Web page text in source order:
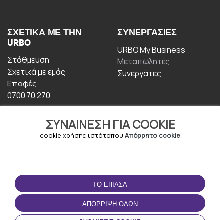
ΣΥΝΑΊΝΕΣΗ ΓΙΑ COOKIE
cookie χρήσης ιστότοπου Απόρρητο cookie
ΤΟ ΈΠΙΑΣΑ
ΑΠΌΡΡΙΨΗ ΌΛΩΝ
ΣΧΕΤΙΚΆ ΜΕ ΤΗΝ
URBO
Στάθμευση
Σχετικά με εμάς
Επαφές
0700 70 270
ΣΥΝΕΡΓΑΣΊΕΣ
URBO My Business
Μεταπωλητές
Συνεργάτες
ΟΡΟΙ ΧΡΉΣΗΣ
Οροι και Προϋποθέσεις
Πολιτική απορρήτου
ΚΑΤΕΒΆΣΤΕ ΤΗΝ
ΕΦΑΡΜΟΓΉ